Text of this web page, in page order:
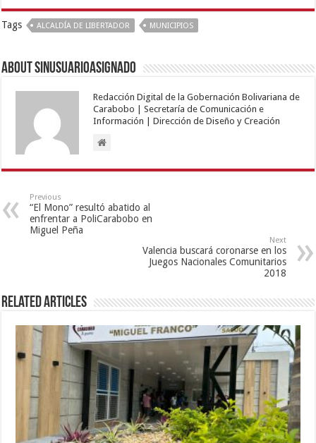
Tags ALCALDÍA DE LIBERTADOR MUNICIPIOS
About sinusuarioasignado
Redacción Digital de la Gobernación Bolivariana de
Carabobo | Secretaría de Comunicación e
Información | Dirección de Diseño y Creación
Previous
“El Mono” resultó abatido al
enfrentar a PoliCarabobo en
Miguel Peña
Next
Valencia buscará coronarse en los
Juegos Nacionales Comunitarios
2018
Related Articles